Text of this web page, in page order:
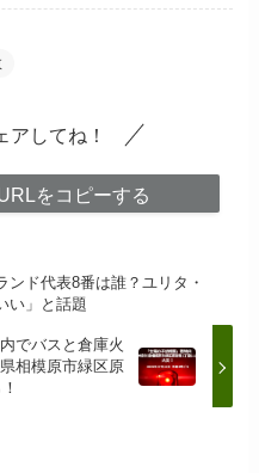
アしてね！
をコピーする
ンド代表8番は誰？ユリタ・
い」と話題
でバスと倉庫火
相模原市緑区原